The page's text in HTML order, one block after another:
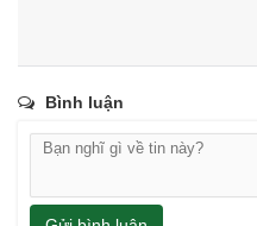
Bình luận